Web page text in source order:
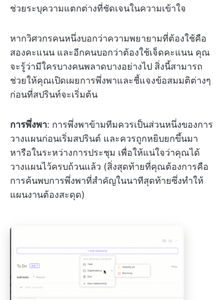
ช่วยระบุความแตกต่างที่ชัดเจนในความเข้าใจ
หากวิศวกรคนหนึ่งบอกว่าความพยายามที่ต้องใช้คือ
สองคะแนน และอีกคนบอกว่าต้องใช้เจ็ดคะแนน คุณ
จะรู้ว่ามีใครบางคนพลาดบางอย่างไป สิ่งนี้สามารถ
ช่วยให้คุณเปิดเผยการพึ่งพาและชี้แจงข้อสมมติต่างๆ
ก่อนที่สปรินท์จะเริ่มต้น
การพึ่งพา: การพึ่งพาข้ามทีมควรเป็นส่วนหนึ่งของการ
วางแผนก่อนเริ่มสปรินต์ และควรถูกหยิบยกขึ้นมา
หารือในระหว่างการประชุม เพื่อให้แน่ใจว่าคุณได้
วางแผนไว้ครบถ้วนแล้ว (สิ่งสุดท้ายที่คุณต้องการคือ
การค้นพบการพึ่งพาที่สำคัญในนาทีสุดท้ายซึ่งทำให้
แผนงานต้องสะดุด)